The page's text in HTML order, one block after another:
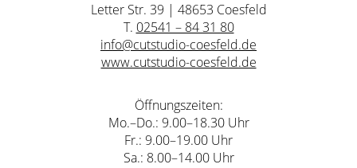
Letter Str. 39 | 48653 Coesfeld
T. 02541 – 84 31 80
info@cutstudio-coesfeld.de
www.cutstudio-coesfeld.de
Öffnungszeiten:
Mo.–Do.: 9.00–18.30 Uhr
Fr.: 9.00–19.00 Uhr
Sa.: 8.00–14.00 Uhr